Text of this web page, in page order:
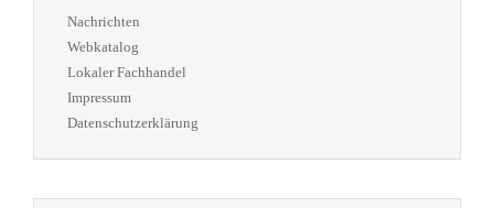
Nachrichten
Webkatalog
Lokaler Fachhandel
Impressum
Datenschutzerklärung